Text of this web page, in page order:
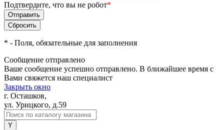
Подтвердите, что вы не робот*
* - Поля, обязательные для заполнения
Сообщение отправлено
Ваше сообщение успешно отправлено. В ближайшее время с
Вами свяжется наш специалист
Закрыть окно
г. Осташков,
ул. Урицкого, д.59